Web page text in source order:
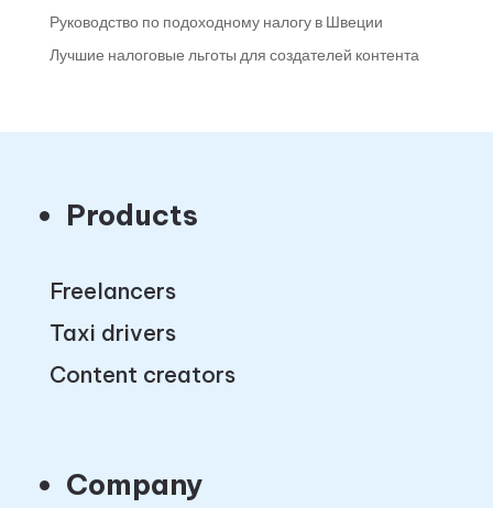
Руководство по подоходному налогу в Швеции
Лучшие налоговые льготы для создателей контента
Products
Freelancers
Taxi drivers
Content creators
Company